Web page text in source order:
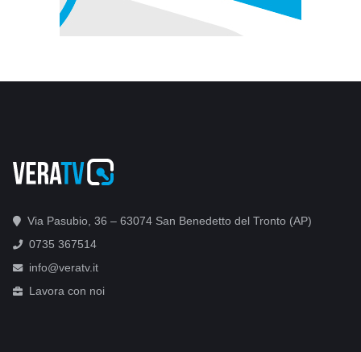
Via Pasubio, 36 – 63074 San Benedetto del Tronto (AP)
0735 367514
info@veratv.it
Lavora con noi